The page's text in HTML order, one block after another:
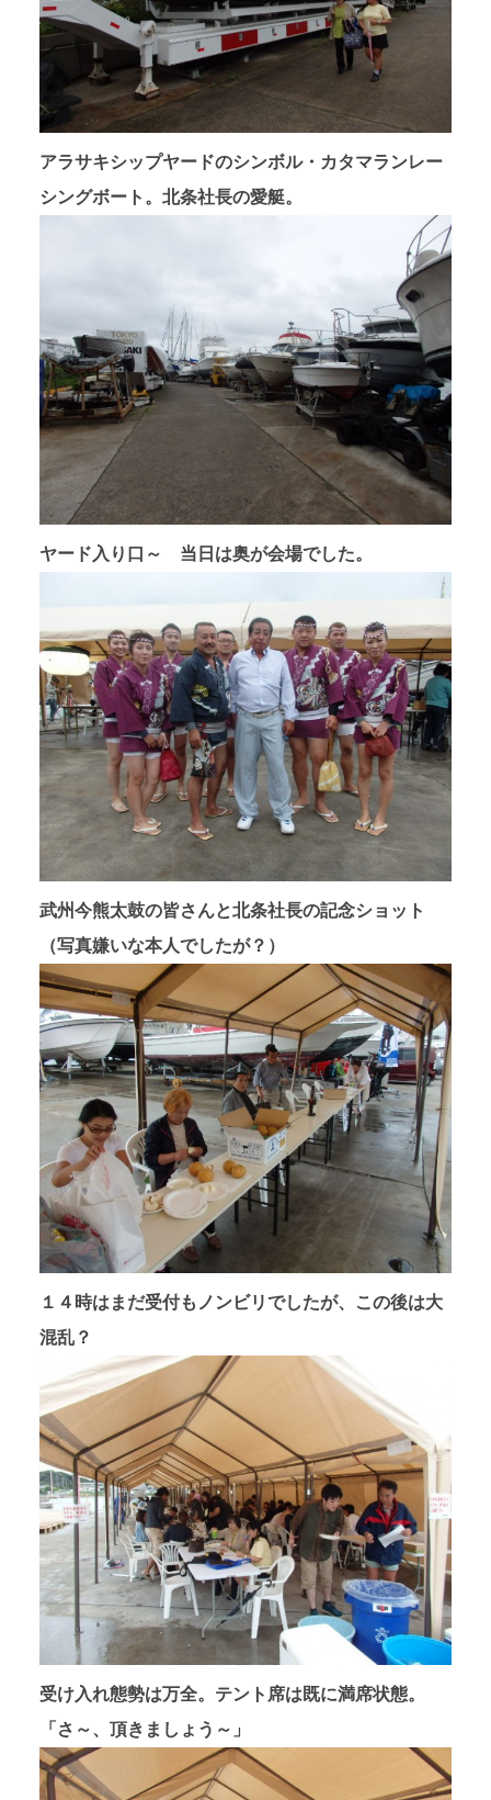
アラサキシップヤードのシンボル・カタマランレー
シングボート。北条社長の愛艇。
ヤード入り口～ 当日は奥が会場でした。
武州今熊太鼓の皆さんと北条社長の記念ショット
（写真嫌いな本人でしたが？）
１４時はまだ受付もノンビリでしたが、この後は大
混乱？
受け入れ態勢は万全。テント席は既に満席状態。
「さ～、頂きましょう～」